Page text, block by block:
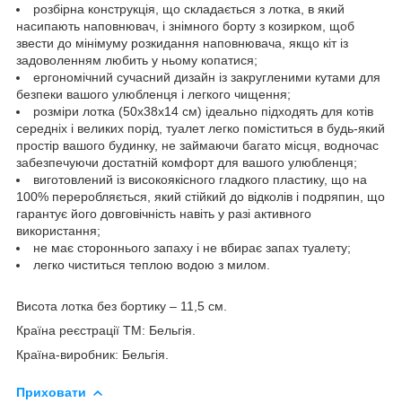
розбірна конструкція, що складається з лотка, в який
насипають наповнювач, і знімного борту з козирком, щоб
звести до мінімуму розкидання наповнювача, якщо кіт із
задоволенням любить у ньому копатися;
ергономічний сучасний дизайн із закругленими кутами для
безпеки вашого улюбленця і легкого чищення;
розміри лотка (50х38х14 см) ідеально підходять для котів
середніх і великих порід, туалет легко поміститься в будь-який
простір вашого будинку, не займаючи багато місця, водночас
забезпечуючи достатній комфорт для вашого улюбленця;
виготовлений із високоякісного гладкого пластику, що на
100% переробляється, який стійкий до відколів і подряпин, що
гарантує його довговічність навіть у разі активного
використання;
не має стороннього запаху і не вбирає запах туалету;
легко чиститься теплою водою з милом.
Висота лотка без бортику – 11,5 см.
Країна реєстрації ТМ: Бельгія.
Країна-виробник: Бельгія.
Приховати